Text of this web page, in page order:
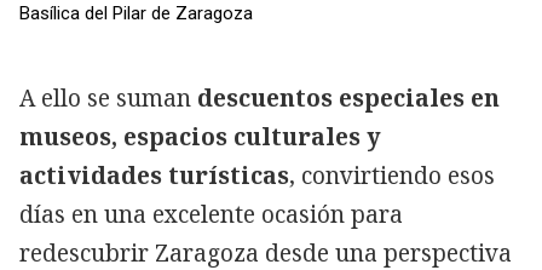
Basílica del Pilar de Zaragoza
A ello se suman descuentos especiales en
museos, espacios culturales y
actividades turísticas, convirtiendo esos
días en una excelente ocasión para
redescubrir Zaragoza desde una perspectiva